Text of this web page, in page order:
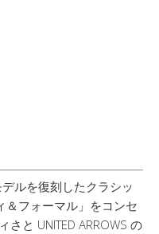
ルを復刻したクラシッ
＆フォーマル」をコンセ
と UNITED ARROWS の